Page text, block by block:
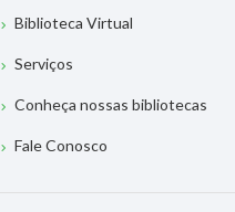
Biblioteca Virtual
Serviços
Conheça nossas bibliotecas
Fale Conosco